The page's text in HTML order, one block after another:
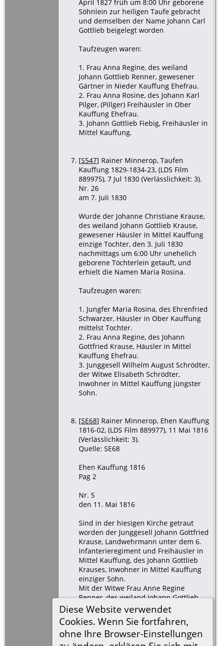
Diese Website verwendet
Cookies. Wenn Sie fortfahren,
ohne Ihre Browser-Einstellungen
April 1827 früh um 8:00 Uhr geborene
Söhnlein zur heiligen Taufe gebracht
und demselben der Name Johann Carl
Gottlieb beigelegt worden
Taufzeugen waren:
1. Frau Anna Regine, des weiland
Johann Gottlieb Renner, gewesener
Gärtner in Nieder Kauffung Ehefrau.
2. Frau Anna Rosine, des Johann Karl
Pilger, (Pillger) Freihäusler in Ober
Kauffung Ehefrau.
3. Johann Gottlieb Fiebig, Freihäusler in
Mittel Kauffung.
[S547] Rainer Minnerop, Taufen
Kauffung 1829-1834-23, (LDS Film
889975), 7 Jul 1830 (Verlässlichkeit: 3).
Nr. 26
am 7. Juli 1830
Wurde der Johanne Christiane Krause,
des weiland Johann Gottlieb Krause,
gewesener Häusler in Mittel Kauffung
einzige Tochter, den 3. Juli 1830
nachmittags um 6:00 Uhr unehelich
geborene Töchterlein getauft, und
erhielt die Namen Maria Rosina.
Taufzeugen waren:
1. Jungfer Maria Rosina, des Ehrenfried
Schwarzer, Häusler in Ober Kauffung
mittelst Tochter.
2. Frau Anna Regine, des Johann
Gottfried Krause, Häusler in Mittel
Kauffung Ehefrau.
3. Junggesell Wilhelm August Schrödter,
der Witwe Elisabeth Schrödter,
Inwohner in Mittel Kauffung jüngster
Sohn.
[SE68] Rainer Minnerop, Ehen Kauffung
1816-02, (LDS Film 889977), 11 Mai 1816
(Verlässlichkeit: 3).
Quelle: SE68
Ehen Kauffung 1816
Pag 2
Nr. 5
den 11. Mai 1816
Sind in der hiesigen Kirche getraut
worden der Junggesell Johann Gottfried
Krause, Landwehrmann unter dem 6.
Infanterieregiment und Freihäusler in
Mittel Kauffung, des Johann Gottlieb
Krauses, Inwohner in Mittel Kauffung
einziger Sohn.
Mit der Witwe Frau Anne Regine
Renner, des weiland Johann Gottlieb
Renner, gewesener Hofegärtner in
Nieder Kauffung nachgelassene Witwe.
Der Bräutigam war 28 Jahre, die Braut
war 29 Jahre alt.